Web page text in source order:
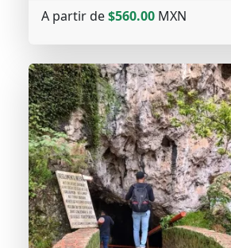
A partir de$560.00 MXN